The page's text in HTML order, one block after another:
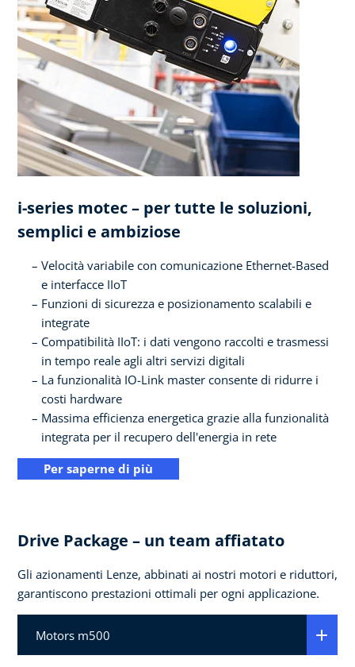
i-series motec – per tutte le soluzioni,
semplici e ambiziose
Velocità variabile con comunicazione Ethernet-Based
e interfacce IIoT
Funzioni di sicurezza e posizionamento scalabili e
integrate
Compatibilità IIoT: i dati vengono raccolti e trasmessi
in tempo reale agli altri servizi digitali
La funzionalità IO-Link master consente di ridurre i
costi hardware
Massima efficienza energetica grazie alla funzionalità
integrata per il recupero dell'energia in rete
Per saperne di più
Drive Package – un team affiatato
Gli azionamenti Lenze, abbinati ai nostri motori e riduttori,
garantiscono prestazioni ottimali per ogni applicazione.
Motors m500